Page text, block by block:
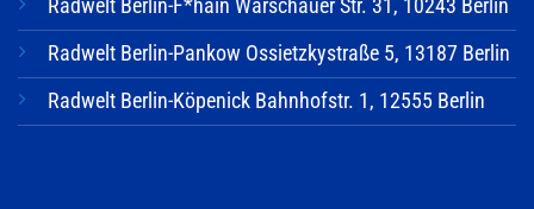
Radwelt Berlin-F*hain Warschauer Str. 31, 10243 Berlin
Radwelt Berlin-Pankow Ossietzkystraße 5, 13187 Berlin
Radwelt Berlin-Köpenick Bahnhofstr. 1, 12555 Berlin